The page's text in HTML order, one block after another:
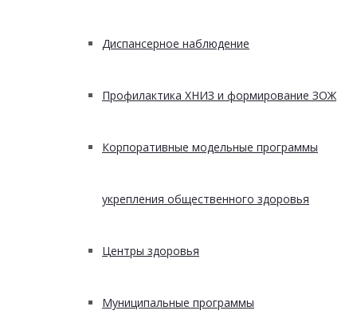
Диспансерное наблюдение
Профилактика ХНИЗ и формирование ЗОЖ
Корпоративные модельные программы
укрепления общественного здоровья
Центры здоровья
Муниципальные программы